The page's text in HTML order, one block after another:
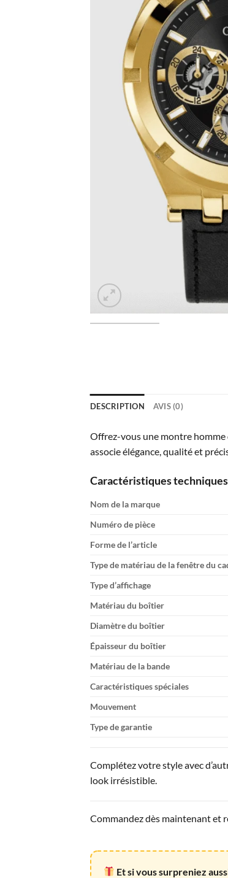
DESCRIPTION AVIS (0)
Offrez-vous une montre homme
associe élégance, qualité et
Caractéristiques
Nom de la marque
Numéro de pièce
Forme de l’article
Type de matériau de la fenêtre du
Type d’affichage
Matériau du boîtier
Diamètre du boîtier
Épaisseur du boîtier
Matériau de la bande
Caractéristiques spéciales
Mouvement
Type de garantie
Complétez votre style avec
look irrésistible.
Commandez dès maintenant et
Et si vous surpreniez